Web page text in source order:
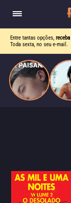
Entre tantas opções,
Toda sexta, no seu e-mail.
quando se